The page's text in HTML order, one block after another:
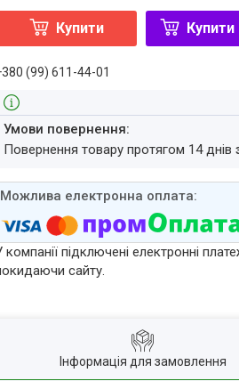
Купити Купити
(99) 611-44-01
повернення товару протягом 14 днів
компанії підключені електронні
сайту.
Інформація для замовлення